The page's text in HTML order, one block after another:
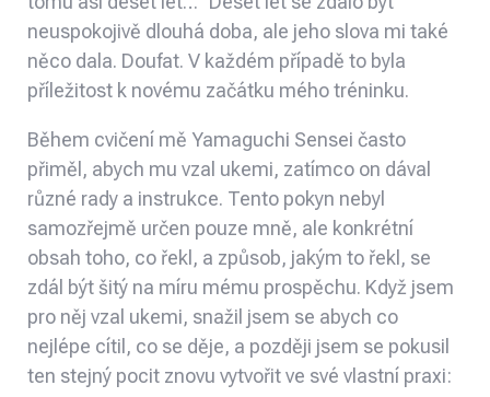
neuspokojivě dlouhá doba, ale jeho slova mi také
něco dala. Doufat. V každém případě to byla
příležitost k novému začátku mého tréninku.
Během cvičení mě Yamaguchi Sensei často
přiměl, abych mu vzal ukemi, zatímco on dával
různé rady a instrukce. Tento pokyn nebyl
samozřejmě určen pouze mně, ale konkrétní
obsah toho, co řekl, a způsob, jakým to řekl, se
zdál být šitý na míru mému prospěchu. Když jsem
pro něj vzal ukemi, snažil jsem se abych co
nejlépe cítil, co se děje, a později jsem se pokusil
ten stejný pocit znovu vytvořit ve své vlastní praxi: